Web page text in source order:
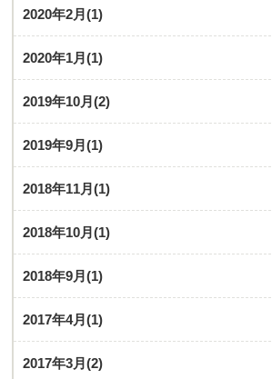
2020年2月(1)
2020年1月(1)
2019年10月(2)
2019年9月(1)
2018年11月(1)
2018年10月(1)
2018年9月(1)
2017年4月(1)
2017年3月(2)